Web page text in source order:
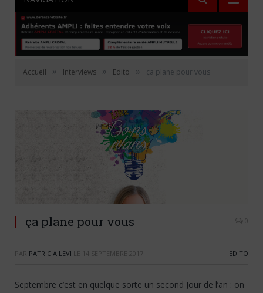
Accueil » Interviews » Edito » ça plane pour vous
ça plane pour vous 0
PAR PATRICIA LEVI LE 14 SEPTEMBRE 2017 EDITO
Septembre c’est en quelque sorte un second Jour de l’an : on